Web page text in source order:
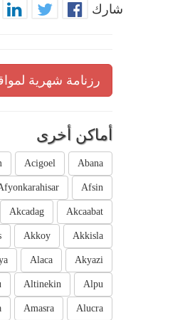
شارك
رزنامة شهرية
أماكن أخرى
Abana
Acigoel
Afsin
Akcaabat
Akcadag
Akkisla
Akkoy
Akyazi
Alaca
Alpu
Altinekin
Alucra
Amasra